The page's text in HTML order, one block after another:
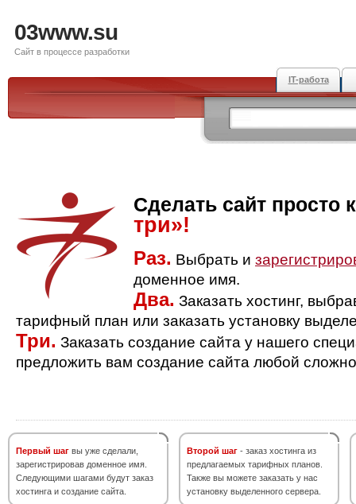
03www.su
Сайт в процессе разработки
IT-работа
Сделать сайт просто
три»!
Раз. Выбрать и
доменное имя.
Два. Заказать хостинг,
тарифный план или заказать установку
Три. Заказать создание сайта у нашего
предложить вам создание сайта любой
Первый шаг вы уже сделали,
зарегистрировав доменное имя.
Следующими шагами будут заказ
хостинга и создание сайта.
Второй шаг - заказ хостинга из
предлагаемых тарифных планов.
Также вы можете заказать у нас
установку выделенного сервера.